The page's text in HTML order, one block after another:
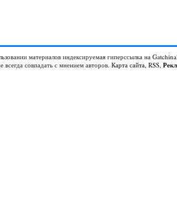
материалов индексируемая гиперссылка на
совпадать с мнением авторов. Карта сайта, RSS,